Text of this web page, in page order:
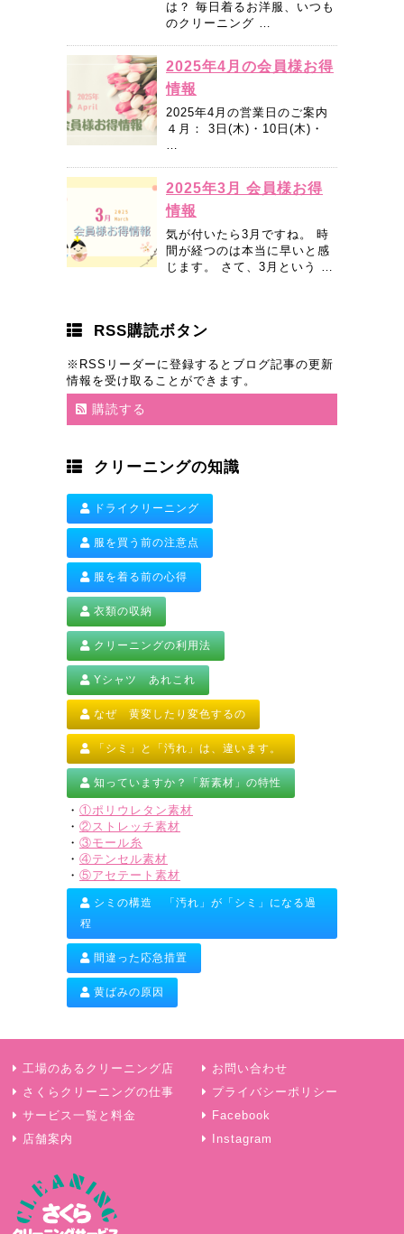
は？ 毎日着るお洋服、いつも
のクリーニング …
2025年4月の会員様お得
情報
2025年4月の営業日のご案内
４月： 3日(木)・10日(木)・
…
2025年3月 会員様お得
情報
気が付いたら3月ですね。 時
間が経つのは本当に早いと感
じます。 さて、3月という …
RSS購読ボタン
※RSSリーダーに登録するとブログ記事の更新
情報を受け取ることができます。
購読する
クリーニングの知識
ドライクリーニング
服を買う前の注意点
服を着る前の心得
衣類の収納
クリーニングの利用法
Yシャツ あれこれ
なぜ 黄変したり変色するの
「シミ」と「汚れ」は、違います。
知っていますか？「新素材」の特性
・ ①ポリウレタン素材
・ ②ストレッチ素材
・ ③モール糸
・ ④テンセル素材
・ ⑤アセテート素材
シミの構造 「汚れ」が「シミ」になる過
程
間違った応急措置
黄ばみの原因
工場のあるクリーニング店
さくらクリーニングの仕事
サービス一覧と料金
店舗案内
お問い合わせ
プライバシーポリシー
Facebook
Instagram